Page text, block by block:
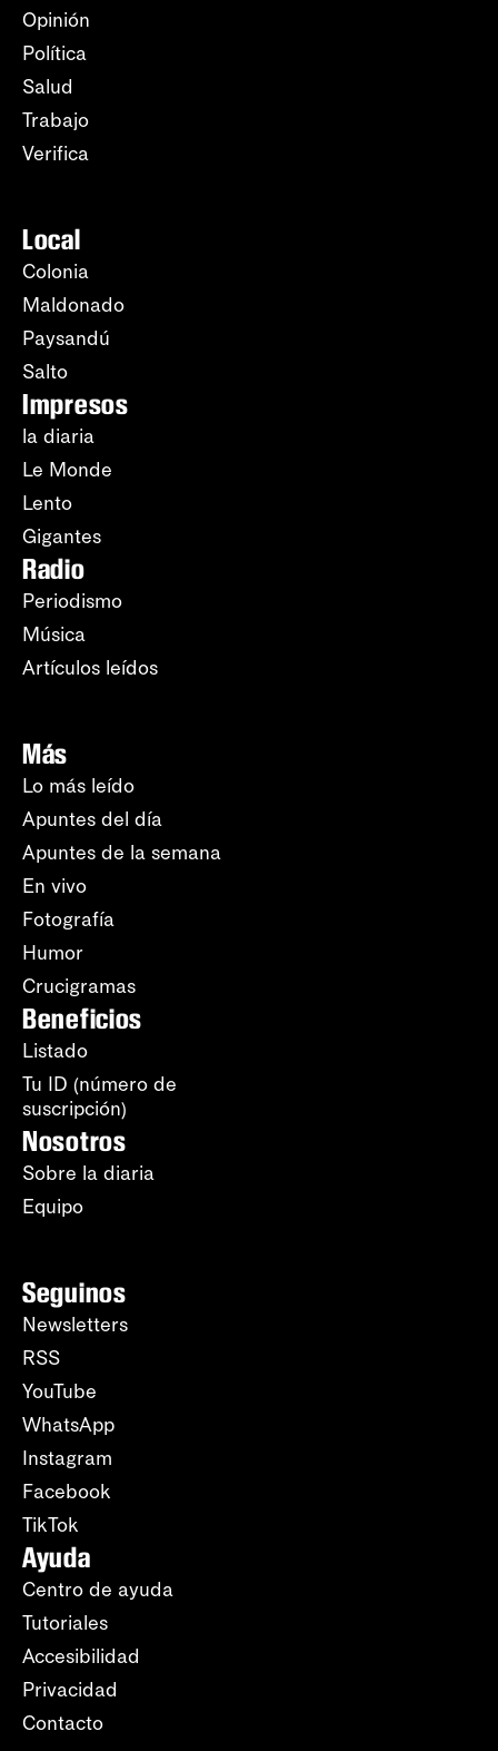
Opinión
Política
Salud
Trabajo
Verifica
Local
Colonia
Maldonado
Paysandú
Salto
Impresos
la diaria
Le Monde
Lento
Gigantes
Radio
Periodismo
Música
Artículos leídos
Más
Lo más leído
Apuntes del día
Apuntes de la semana
En vivo
Fotografía
Humor
Crucigramas
Beneficios
Listado
Tu ID (número de
suscripción)
Nosotros
Sobre la diaria
Equipo
Seguinos
Newsletters
RSS
YouTube
WhatsApp
Instagram
Facebook
TikTok
Ayuda
Centro de ayuda
Tutoriales
Accesibilidad
Privacidad
Contacto